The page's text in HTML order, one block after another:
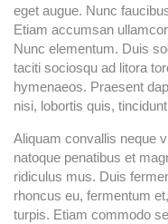
eget augue. Nunc
Etiam accumsan
Nunc elementum. Duis
taciti sociosqu ad litora
hymenaeos. Praesent
nisi, lobortis quis,
Aliquam convallis neque
natoque penatibus et
ridiculus mus. Duis
rhoncus eu, fermentum
turpis. Etiam commodo